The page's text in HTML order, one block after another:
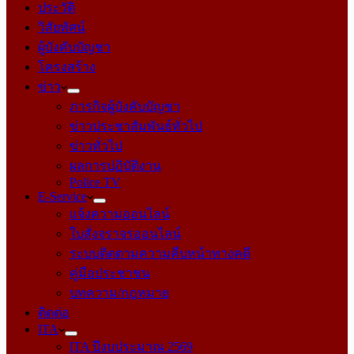
ประวัติ
วิสัยทัศน์
ผู้บังคับบัญชา
โครงสร้าง
ข่าว
ภารกิจผู้บังคับบัญชา
ข่าวประชาสัมพันธ์ทั่วไป
ข่าวทั่วไป
ผลการปฏิบัติงาน
Police TV
E-Service
แจ้งความออนไลน์
ใบสั่งจราจรออนไลน์
ระบบติดตามความคืบหน้าทางคดี
คู่มือประชาชน
บทความ/กฎหมาย
ติดต่อ
ITA
ITA ปีงบประมาณ 2569